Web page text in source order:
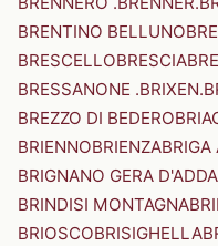
BRENTINO BELLUNO
BRESCELLOBRESCIA
BRESSANONE .BRIXEN.
BREZZO DI BEDERO
BRIENNOBRIENZABRIGA
BRIGNANO GERA D'ADDA
BRINDISI MONTAGNA
BRIOSCOBRISIGHELLA